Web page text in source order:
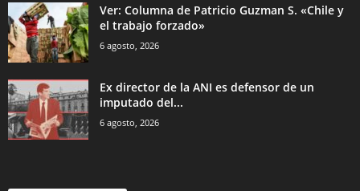
Ver: Columna de Patricio Guzman S. «Chile y
el trabajo forzado»
6 agosto, 2026
Ex director de la ANI es defensor de un
imputado del...
6 agosto, 2026